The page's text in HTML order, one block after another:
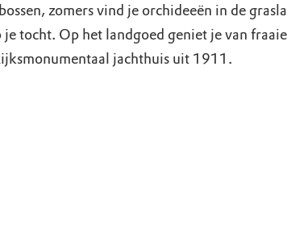
zomers vind je orchideeën in de
je tocht. Op het landgoed geniet je van
jachthuis uit 1911.